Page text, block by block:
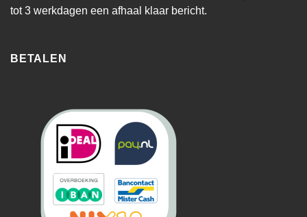
tot 3 werkdagen een afhaal klaar bericht.
BETALEN